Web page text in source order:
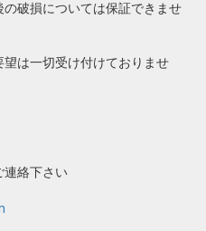
破損については保証できませ
は一切受け付けておりませ
連絡下さい